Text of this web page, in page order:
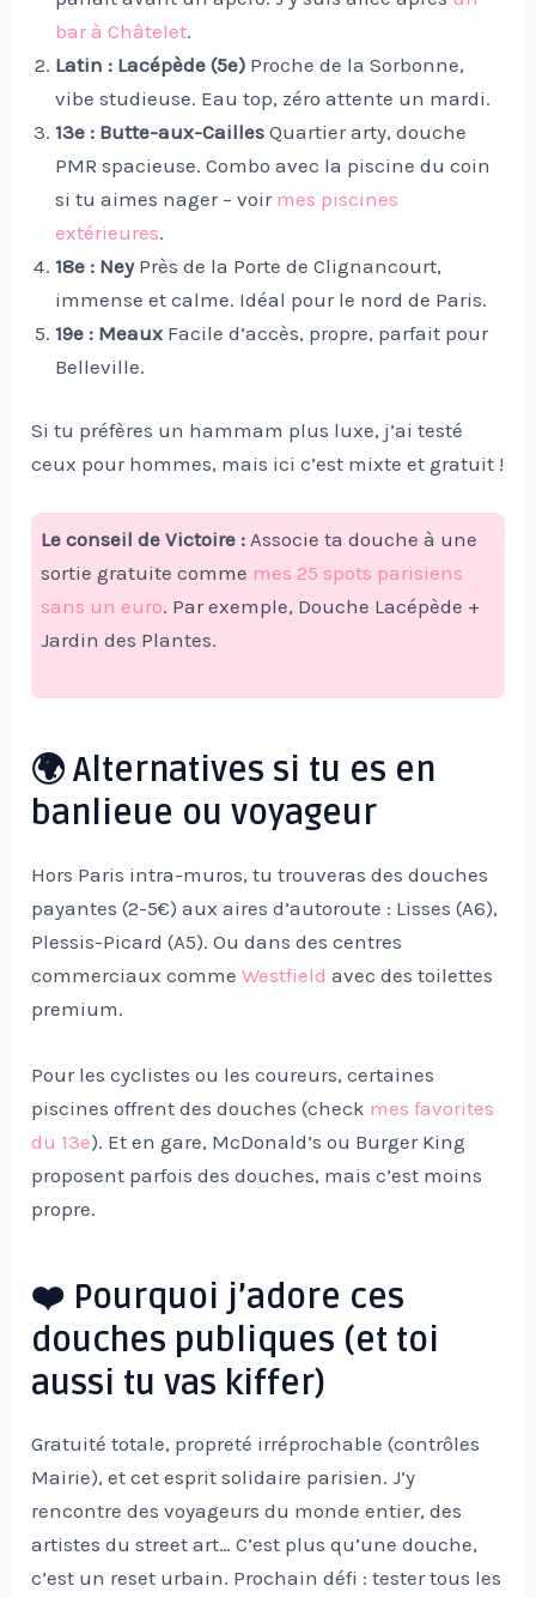
bar à Châtelet.
Latin : Lacépède (5e) Proche de la Sorbonne,
vibe studieuse. Eau top, zéro attente un mardi.
13e : Butte-aux-Cailles Quartier arty, douche
PMR spacieuse. Combo avec la piscine du coin
si tu aimes nager – voir mes piscines
extérieures.
18e : NeyPrès de la Porte de Clignancourt,
immense et calme. Idéal pour le nord de Paris.
19e : Meaux Facile d’accès, propre, parfait pour
Belleville.
Si tu préfères un hammam plus luxe, j’ai testé
ceux pour hommes, mais ici c’est mixte et gratuit !
Le conseil de Victoire : Associe ta douche à une
sortie gratuite comme mes 25 spots parisiens
sans un euro. Par exemple, Douche Lacépède +
Jardin des Plantes.
🌍 Alternatives si tu es en
banlieue ou voyageur
Hors Paris intra-muros, tu trouveras des douches
payantes (2-5€) aux aires d’autoroute : Lisses (A6),
Plessis-Picard (A5). Ou dans des centres
commerciaux commeWestfield avec des toilettes
premium.
Pour les cyclistes ou les coureurs, certaines
piscines offrent des douches (check mes favorites
du 13e). Et en gare, McDonald’s ou Burger King
proposent parfois des douches, mais c’est moins
propre.
❤️ Pourquoi j’adore ces
douches publiques (et toi
aussi tu vas kiffer)
Gratuité totale, propreté irréprochable (contrôles
Mairie), et cet esprit solidaire parisien. J’y
rencontre des voyageurs du monde entier, des
artistes du street art… C’est plus qu’une douche,
c’est un reset urbain. Prochain défi : tester tous les